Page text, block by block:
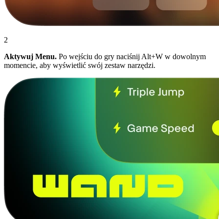
2
Aktywuj Menu. Po wejściu do gry naciśnij Alt+W w dowolnym
momencie, aby wyświetlić swój zestaw narzędzi.